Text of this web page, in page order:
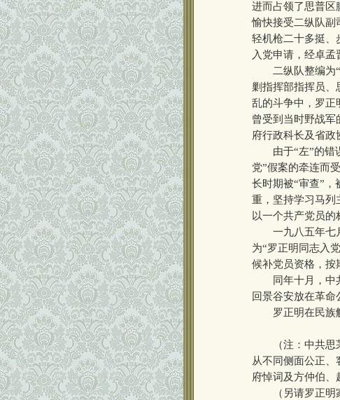
进而占领了思普区
愉快接受二纵队副
轻机枪二十多挺、
入党申请，经卓孟
二纵队整编为“
剿指挥部指挥员、
乱的斗争中，罗正
曾受到当时野战军
府行政科长及省政
由于“左”的错误
党”假案的牵连而
长时期被“审查”
重，坚持学习马列
以一个共产党员的
一九八五年七月
为“罗正明同志入
候补党员资格，按
同年十月，中共
回景谷安放在革命
罗正明在民族解
（注：中共思茅
从不同侧面公正、
府悼词及方仲伯、
（另请罗正明家